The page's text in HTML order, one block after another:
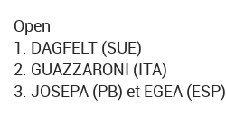
Open
1. DAGFELT (SUE)
2. GUAZZARONI (ITA)
3. JOSEPA (PB) et EGEA (ESP)